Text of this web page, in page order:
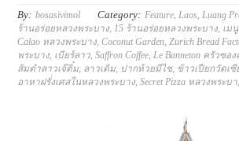
By: bosasivimol Category: Feature,Laos,Luang
ร้านอร่อยหลวงพระบาง, 15 ร้านอร่อยหลวงพระบาง, เม
Calao หลวงพระบาง,Coconut Garden,Zurich Bread
พระบาง, เบียร์ลาว,Saffron Coffee,Le Banneton ครัวซอง
ส้มตำลาวเจ๊ติ๋ม, ลาวเดิม, ปากห้วยมีไช, ข้าวเปียกวัดเซี
อาหาฝรั่งเศสในหลวงพระบาง,Secret Pizza หลวงพระบา,